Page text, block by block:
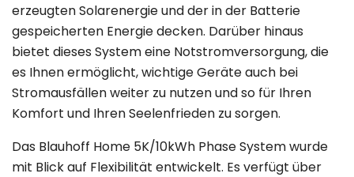
erzeugten Solarenergie und der in der Batterie
gespeicherten Energie decken. Darüber hinaus
bietet dieses System eine Notstromversorgung, die
es Ihnen ermöglicht, wichtige Geräte auch bei
Stromausfällen weiter zu nutzen und so für Ihren
Komfort und Ihren Seelenfrieden zu sorgen.
Das Blauhoff Home 5K/10kWh Phase System wurde
mit Blick auf Flexibilität entwickelt. Es verfügt über